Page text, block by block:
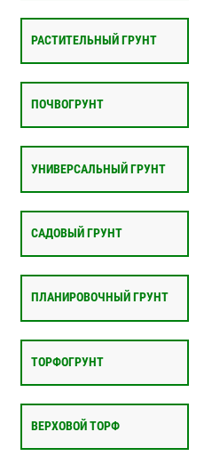
РАСТИТЕЛЬНЫЙ ГРУНТ
ПОЧВОГРУНТ
УНИВЕРСАЛЬНЫЙ ГРУНТ
САДОВЫЙ ГРУНТ
ПЛАНИРОВОЧНЫЙ ГРУНТ
ТОРФОГРУНТ
ВЕРХОВОЙ ТОРФ